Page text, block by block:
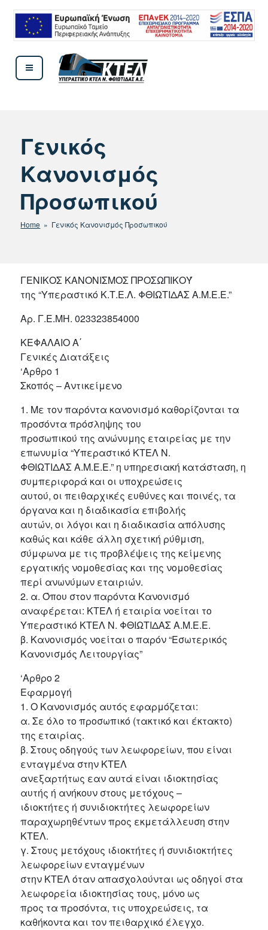
Μετάβαση
περιεχόμενο
Γενικός
Κανονισμός
Προσωπικού
Home » Γενικός Κανονισμός Προσωπικού
ΓΕΝΙΚΟΣ ΚΑΝΟΝΙΣΜΟΣ ΠΡΟΣΩΠΙΚΟΎ
της “Υπεραστικό Κ.Τ.Ε.Λ. ΦΘΙΩΤΙΔΑΣ A.M.E.E.”
Αρ. Γ.Ε.ΜΗ. 023323854000
ΚΕΦΑΛΑΙΟ Α΄
Γενικές Διατάξεις
‘Αρθρο 1
Σκοπός – Αντικείμενο
1. Με τον παρόντα κανονισμό καθορίζονται τα
προσόντα πρόσληψης του
προσωπικού της ανώνυμης εταιρείας με την
επωνυμία “Υπεραστικό ΚΤΕΛ Ν.
ΦΘΙΩΤΙΔΑΣ Α.Μ.Ε.Ε.” η υπηρεσιακή κατάσταση, η
συμπεριφορά και οι υποχρεώσεις
αυτού, οι πειθαρχικές ευθύνες και ποινές, τα
όργανα και η διαδικασία επιβολής
αυτών, οι λόγοι και η διαδικασία απόλυσης
καθώς και κάθε άλλη σχετική ρύθμιση,
σύμφωνα με τις προβλέψεις της κείμενης
εργατικής νομοθεσίας και της νομοθεσίας
περί ανωνύμων εταιριών.
2. α. Όπου στον παρόντα Κανονισμό
αναφέρεται: ΚΤΕΛ ή εταιρία νοείται το
Υπεραστικό ΚΤΕΛ Ν. ΦΘΙΩΤΙΔΑΣ Α.Μ.Ε.Ε.
β. Κανονισμός νοείται ο παρόν “Εσωτερικός
Κανονισμός Λειτουργίας”
‘Αρθρο 2
Εφαρμογή
1. Ο Κανονισμός αυτός εφαρμόζεται:
α. Σε όλο το προσωπικό (τακτικό και έκτακτο)
της εταιρίας.
β. Στους οδηγούς των λεωφορείων, που είναι
ενταγμένα στην ΚΤΕΛ
ανεξαρτήτως εαν αυτά είναι ιδιοκτησίας
αυτής ή ανήκουν στους μετόχους –
ιδιοκτήτες ή συνιδιοκτήτες λεωφορείων
παραχωρηθέντων προς εκμετάλλευση στην
ΚΤΕΛ.
γ. Στους μετόχους ιδιοκτήτες ή συνιδιοκτήτες
λεωφορείων ενταγμένων
στην ΚΤΕΛ όταν απασχολούνται ως οδηγοί στα
λεωφορεία ιδιοκτησίας τους, μόνο ως
προς τα προσόντα, τις υποχρεώσεις, τα
καθήκοντα και τον πειθαρχικό έλεγχο.